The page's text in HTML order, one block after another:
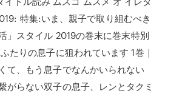
特集:いま、親子で取り組むべき
」スタイル 2019の巻末に巻末特別
たりの息子に狙われています 1巻｜
て、もう息子でなんかいられない
らない双子の息子、レンとタクミ